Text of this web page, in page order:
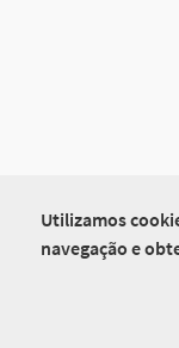
Utilizamos
navegação e